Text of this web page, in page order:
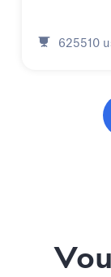
625510